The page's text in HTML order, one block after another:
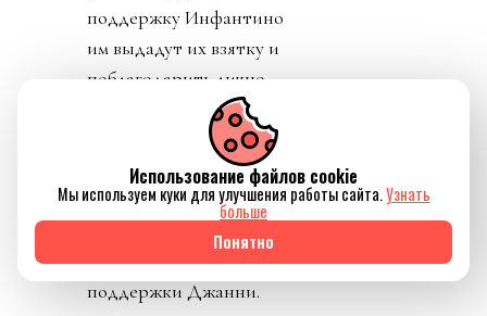
поддержку Инфантино
им выдадут их взятку и
поблагодарить лично
товарища Инфантино за
развитие конголезского
футбола. Английская и
Валлийская ассоциации
футбола закрепили
формально отзыв своей
поддержки Джанни.
Использование файлов cookie
Мы используем куки для улучшения работы сайта.Узнать
больше
Понятно